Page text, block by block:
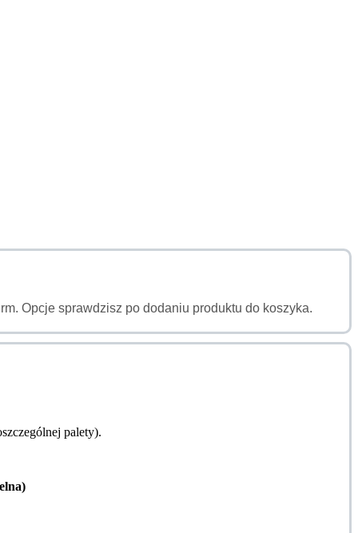
Opcje sprawdzisz po dodaniu produktu do koszyka.
palety).